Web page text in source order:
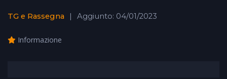
TG e Rassegna Aggiunto: 04/01/2023
Informazione